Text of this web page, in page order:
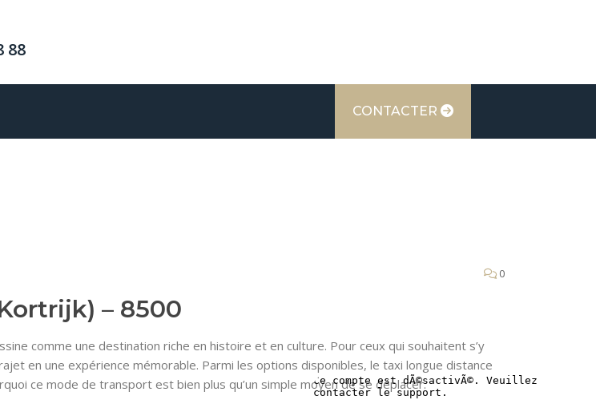
88
CONTACTER
0
– 8500
comme une destination riche en histoire et en culture. Pour ceux qui souhaitent s’y
en une expérience mémorable. Parmi les options disponibles, le taxi longue distance
ce mode de transport est bien plus qu’un simple moyen de se déplacer.